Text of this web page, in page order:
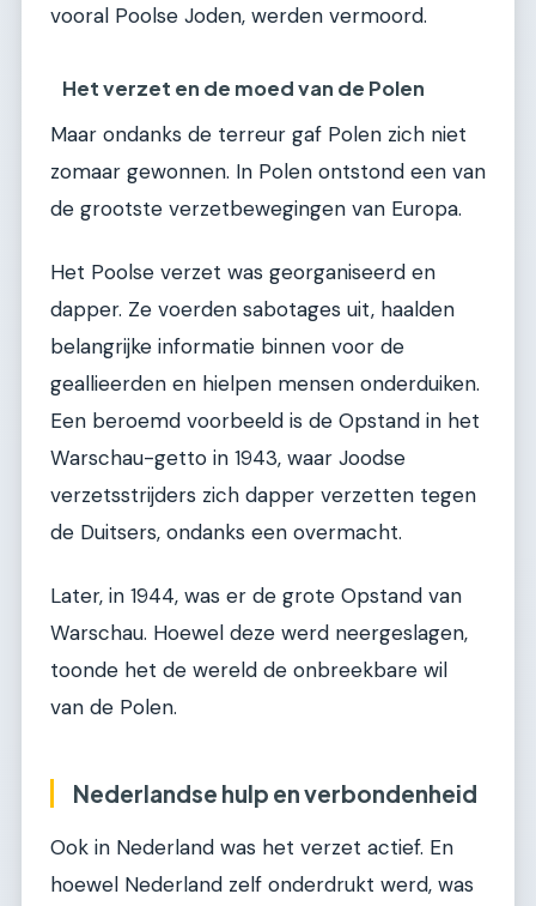
vooral Poolse Joden, werden vermoord.
Het verzet en de moed van de Polen
Maar ondanks de terreur gaf Polen zich niet
zomaar gewonnen. In Polen ontstond een van
de grootste verzetbewegingen van Europa.
Het Poolse verzet was georganiseerd en
dapper. Ze voerden sabotages uit, haalden
belangrijke informatie binnen voor de
geallieerden en hielpen mensen onderduiken.
Een beroemd voorbeeld is de Opstand in het
Warschau-getto in 1943, waar Joodse
verzetsstrijders zich dapper verzetten tegen
de Duitsers, ondanks een overmacht.
Later, in 1944, was er de grote Opstand van
Warschau. Hoewel deze werd neergeslagen,
toonde het de wereld de onbreekbare wil
van de Polen.
Nederlandse hulp en verbondenheid
Ook in Nederland was het verzet actief. En
hoewel Nederland zelf onderdrukt werd, was